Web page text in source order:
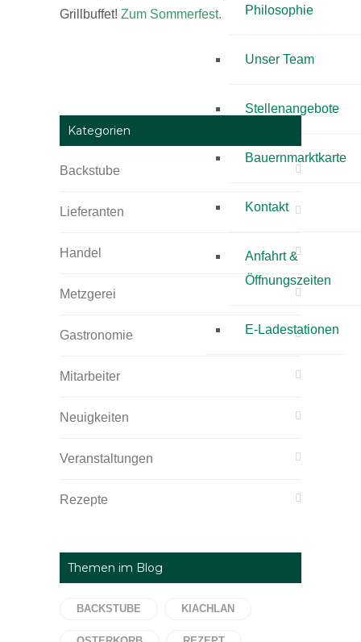
Philosophie
Unser Team
Stellenangebote
Bauernmarktkarte
Kontakt
Anfahrt &
Öffnungszeiten
E-Ladestationen
Grillbuffet! Zum Sommerfest.
Kategorien
Backstube
Lieferanten
Handel
Metzgerei
Gastronomie
Mitarbeiter
Neuigkeiten
Veranstaltungen
Rezepte
Themen im Blog
BACKSTUBE KIACHLAN